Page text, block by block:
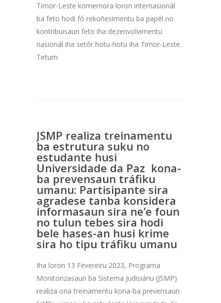
Timor-Leste komemora loron internasionál
ba feto hodi fó rekoñesimentu ba papél no
kontribuisaun feto iha dezenvolvimentu
nasionál iha setór hotu-hotu iha Timor-Leste.
Tetum
JSMP realiza treinamentu
ba estrutura suku no
estudante husi
Universidade da Paz kona-
ba prevensaun tráfiku
umanu: Partisipante sira
agradese tanba konsidera
informasaun sira ne’e foun
no tulun tebes sira hodi
bele hases-an husi krime
sira ho tipu tráfiku umanu
Iha loron 13 Fevereiru 2023, Programa
Monitorizasaun ba Sistema Judisiáriu (JSMP)
realiza ona treinamentu kona-ba prevensaun